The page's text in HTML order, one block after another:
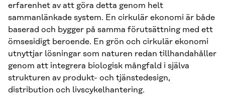
erfarenhet av att göra detta genom helt
sammanlänkade system. En cirkulär ekonomi är både
baserad och bygger på samma förutsättning med ett
ömsesidigt beroende. En grön och cirkulär ekonomi
utnyttjar lösningar som naturen redan tillhandahåller
genom att integrera biologisk mångfald i själva
strukturen av produkt- och tjänstedesign,
distribution och livscykelhantering.